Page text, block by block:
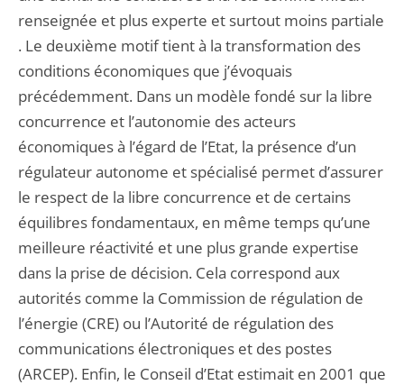
renseignée et plus experte et surtout moins partiale
. Le deuxième motif tient à la transformation des
conditions économiques que j’évoquais
précédemment. Dans un modèle fondé sur la libre
concurrence et l’autonomie des acteurs
économiques à l’égard de l’Etat, la présence d’un
régulateur autonome et spécialisé permet d’assurer
le respect de la libre concurrence et de certains
équilibres fondamentaux, en même temps qu’une
meilleure réactivité et une plus grande expertise
dans la prise de décision. Cela correspond aux
autorités comme la Commission de régulation de
l’énergie (CRE) ou l’Autorité de régulation des
communications électroniques et des postes
(ARCEP). Enfin, le Conseil d’Etat estimait en 2001 que